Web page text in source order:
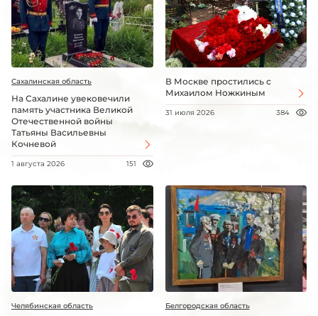
Сахалинская область
На Сахалине увековечили
память участника Великой
Отечественной войны
Татьяны Васильевны
Кочневой
1 августа 2026 151
В Москве простились с
Михаилом Ножкиным
31 июля 2026 384
Челябинская область Белгородская область